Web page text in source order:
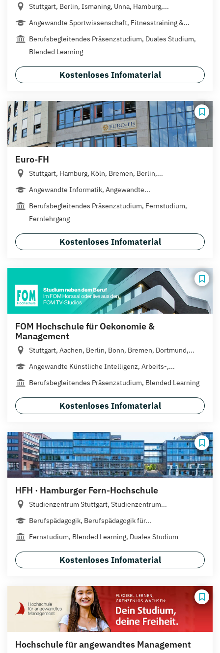
Stuttgart, Berlin, Ismaning, Unna, Hamburg,...
Angewandte Sportwissenschaft, Fitnesstraining &...
Berufsbegleitendes Präsenzstudium, Duales Studium,
Blended Learning
Kostenloses Infomaterial
Euro-FH
Stuttgart, Hamburg, Köln, Bremen, Berlin,...
Angewandte Informatik, Angewandte...
Berufsbegleitendes Präsenzstudium, Fernstudium,
Fernlehrgang
Kostenloses Infomaterial
FOM Hochschule für Oekonomie &
Management
Stuttgart, Aachen, Berlin, Bonn, Bremen, Dortmund,...
Angewandte Künstliche Intelligenz, Arbeits-,...
Berufsbegleitendes Präsenzstudium, Blended Learning
Kostenloses Infomaterial
HFH · Hamburger Fern-Hochschule
Studienzentrum Stuttgart, Studienzentrum...
Berufspädagogik, Berufspädagogik für...
Fernstudium, Blended Learning, Duales Studium
Kostenloses Infomaterial
Hochschule für angewandtes Management